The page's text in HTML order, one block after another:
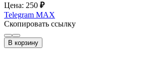
Цена: 250 ₽
Telegram MAX
Скопировать ссылку
В корзину